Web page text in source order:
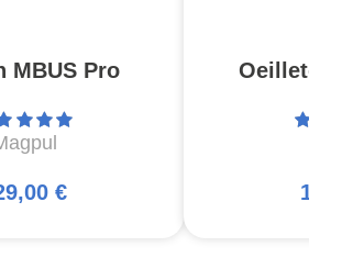
MBUS Pro
€
Oeilleton